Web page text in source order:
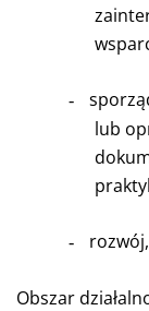
-
lub
-
Obszar